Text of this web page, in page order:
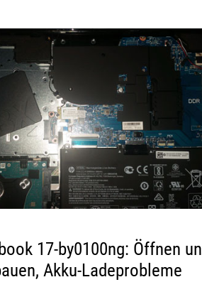
17-by0100ng: Öffnen
Akku-Ladeprobleme